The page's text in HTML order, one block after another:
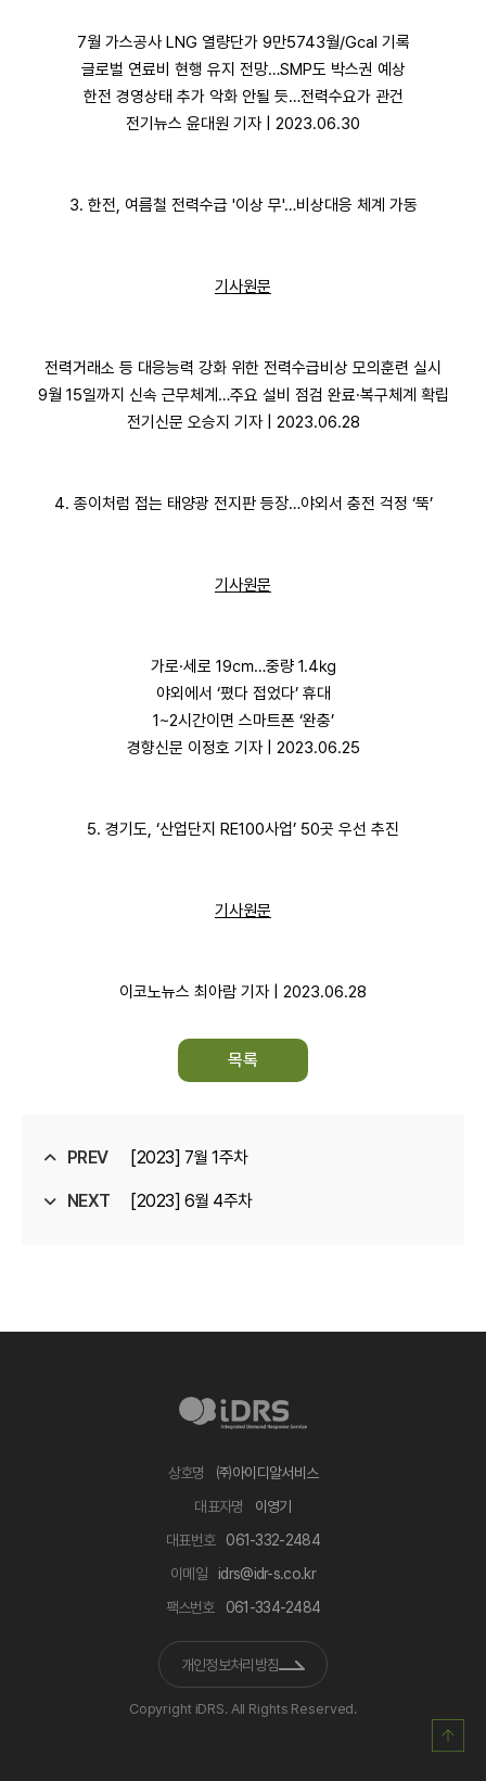
7월 가스공사 LNG 열량단가 9만5743월/Gcal 기록
글로벌 연료비 현행 유지 전망…SMP도 박스권 예상
한전 경영상태 추가 악화 안될 듯…전력수요가 관건
전기뉴스 윤대원 기자 | 2023.06.30
3. 한전, 여름철 전력수급 '이상 무'…비상대응 체계 가동
기사원문
전력거래소 등 대응능력 강화 위한 전력수급비상 모의훈련 실시
9월 15일까지 신속 근무체계…주요 설비 점검 완료·복구체계 확립
전기신문 오승지 기자 | 2023.06.28
4. 종이처럼 접는 태양광 전지판 등장…야외서 충전 걱정 ‘뚝’
기사원문
가로·세로 19㎝…중량 1.4㎏
야외에서 ‘폈다 접었다’ 휴대
1~2시간이면 스마트폰 ‘완충’
경향신문 이정호 기자 | 2023.06.25
5. 경기도, ‘산업단지 RE100사업’ 50곳 우선 추진
기사원문
이코노뉴스 최아람 기자 | 2023.06.28
목록
PREV [2023] 7월 1주차
NEXT [2023] 6월 4주차
상호명
㈜아이디알서비스
대표자명
이영기
대표번호
‍061-332-2484
이메일
idrs‍@idr-s.co.kr
팩스번호
‍061-334-2484
개인정보처리방침
Copyright iDRS. All Rights Reserved.